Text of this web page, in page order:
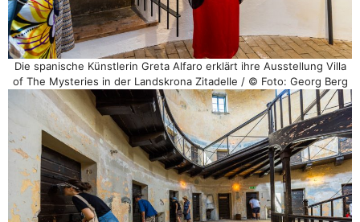
Die spanische Künstlerin Greta Alfaro erklärt ihre Ausstellung Villa
of The Mysteries in der Landskrona Zitadelle / © Foto: Georg Berg